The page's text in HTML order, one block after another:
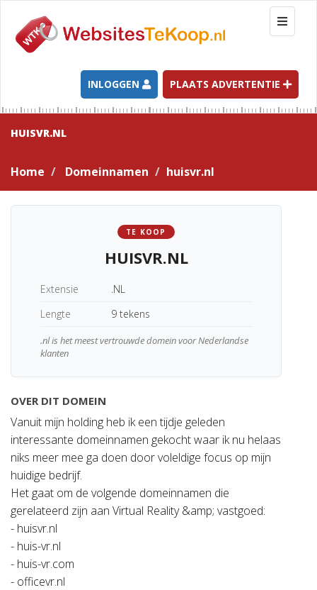
T
o
g
l
e
n
a
t
INLOGGEN PLAATS ADVERTENTIE
HUISVR.NL
Home Domeinnamen huisvr.nl
TE KOOP
HUISVR.NL
Extensie
.NL
Lengte
9 tekens
.nl is het meest vertrouwde domein voor Nederlandse
klanten
OVER DIT DOMEIN
Vanuit mijn holding heb ik een tijdje geleden
interessante domeinnamen gekocht waar ik nu helaas
niks meer mee ga doen door voleldige focus op mijn
huidige bedrijf.
Het gaat om de volgende domeinnamen die
gerelateerd zijn aan Virtual Reality &amp; vastgoed:
- huisvr.nl
- huis-vr.nl
- huis-vr.com
- officevr.nl